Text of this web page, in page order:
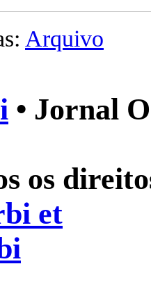
Arquivo
• Jornal
os